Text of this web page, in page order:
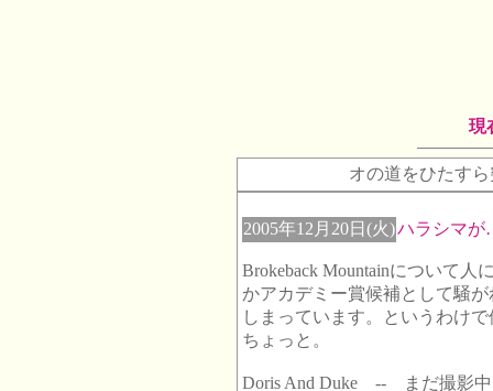
現
オの道をひたす
2005年12月20日(火)ハラシマが
Brokeback Mountainについて
かアカデミー賞候補として騒
しまっています。というわけ
ちょっと。
Doris And Duke -- まだ撮影中